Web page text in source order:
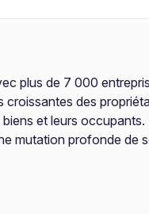
plus de 7 000
des
et leurs
mutation profonde de